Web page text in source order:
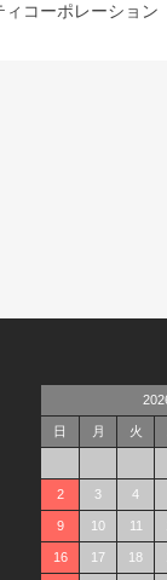
ィコーポレーション
日 月 火
2 3 4
9 10 11
16 17 18